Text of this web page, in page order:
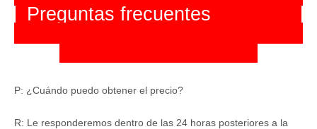
Preguntas frecuentes
P: ¿Cuándo puedo obtener el precio?
R: Le responderemos dentro de las 24 horas posteriores a la